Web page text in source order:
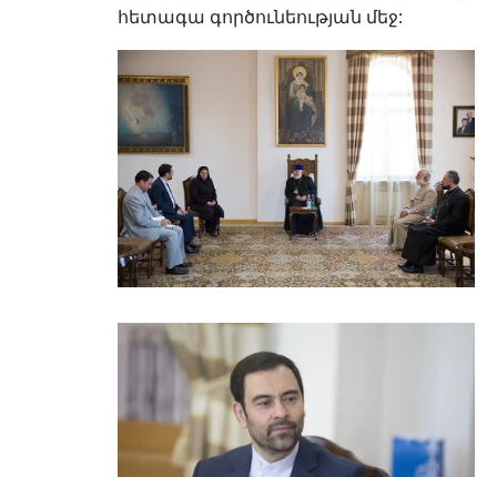
հետագա գործունեության մեջ: